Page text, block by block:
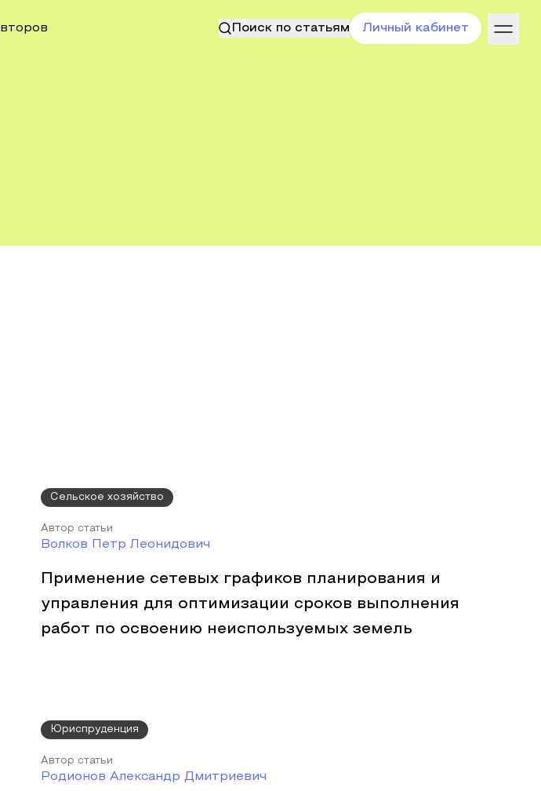
Поиск по статьям Личный кабинет
Сельское хозяйство
Автор статьи
Волков Петр Леонидович
Применение сетевых графиков планирования и
управления для оптимизации сроков выполнения
работ по освоению неиспользуемых земель
Юриспруденция
Автор статьи
Родионов Александр Дмитриевич